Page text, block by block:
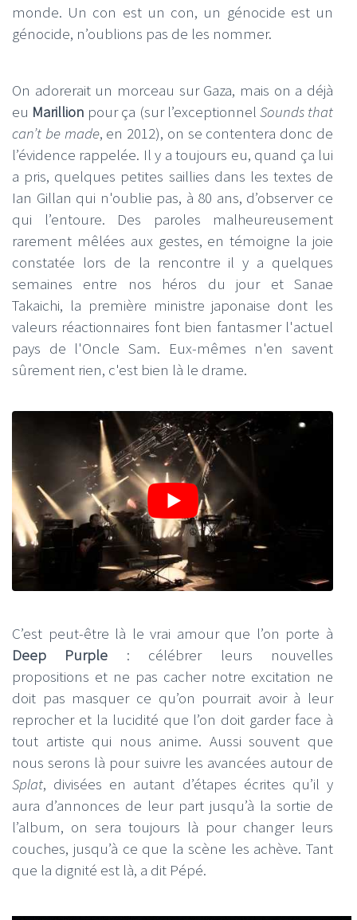
monde. Un con est un con, un génocide est un
génocide, n’oublions pas de les nommer.
On adorerait un morceau sur Gaza, mais on a déjà
eu Marillion pour ça (sur l’exceptionnel Sounds that
can’t be made, en 2012), on se contentera donc de
l’évidence rappelée. Il y a toujours eu, quand ça lui
a pris, quelques petites saillies dans les textes de
Ian Gillan qui n'oublie pas, à 80 ans, d’observer ce
qui l’entoure. Des paroles malheureusement
rarement mêlées aux gestes, en témoigne la joie
constatée lors de la rencontre il y a quelques
semaines entre nos héros du jour et Sanae
Takaichi, la première ministre japonaise dont les
valeurs réactionnaires font bien fantasmer l'actuel
pays de l'Oncle Sam. Eux-mêmes n'en savent
sûrement rien, c'est bien là le drame.
C’est peut-être là le vrai amour que l’on porte à
Deep Purple : célébrer leurs nouvelles
propositions et ne pas cacher notre excitation ne
doit pas masquer ce qu’on pourrait avoir à leur
reprocher et la lucidité que l’on doit garder face à
tout artiste qui nous anime. Aussi souvent que
nous serons là pour suivre les avancées autour de
Splat, divisées en autant d’étapes écrites qu’il y
aura d’annonces de leur part jusqu’à la sortie de
l’album, on sera toujours là pour changer leurs
couches, jusqu’à ce que la scène les achève. Tant
que la dignité est là, a dit Pépé.